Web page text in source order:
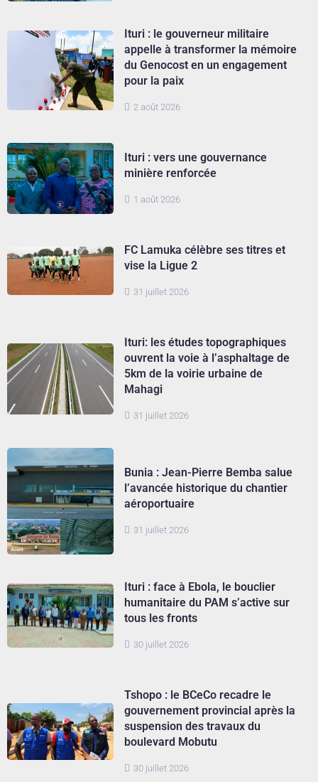
2 août 2026
Ituri : le gouverneur militaire
appelle à transformer la mémoire
du Genocost en un engagement
pour la paix
1 août 2026
Ituri : vers une gouvernance
minière renforcée
31 juillet 2026
FC Lamuka célèbre ses titres et
vise la Ligue 2
31 juillet 2026
Ituri: les études topographiques
ouvrent la voie à l’asphaltage de
5km de la voirie urbaine de
Mahagi
31 juillet 2026
Bunia : Jean-Pierre Bemba salue
l’avancée historique du chantier
aéroportuaire
30 juillet 2026
Ituri : face à Ebola, le bouclier
humanitaire du PAM s’active sur
tous les fronts
30 juillet 2026
Tshopo : le BCeCo recadre le
gouvernement provincial après la
suspension des travaux du
boulevard Mobutu